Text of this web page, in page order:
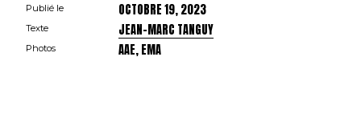
Publié le OCTOBRE 19, 2023
Texte JEAN-MARC TANGUY
Photos AAE, EMA